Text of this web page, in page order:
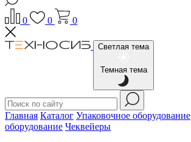
0 0 0
Светлая тема
Темная тема
Главная Каталог Упаковочное оборудование
оборудование Чеквейеры